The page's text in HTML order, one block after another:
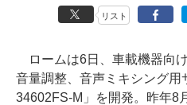
リスト
ロームは6日、車載機器向
音量調整、音声ミキシング
34602FS-M」を開発。昨年8